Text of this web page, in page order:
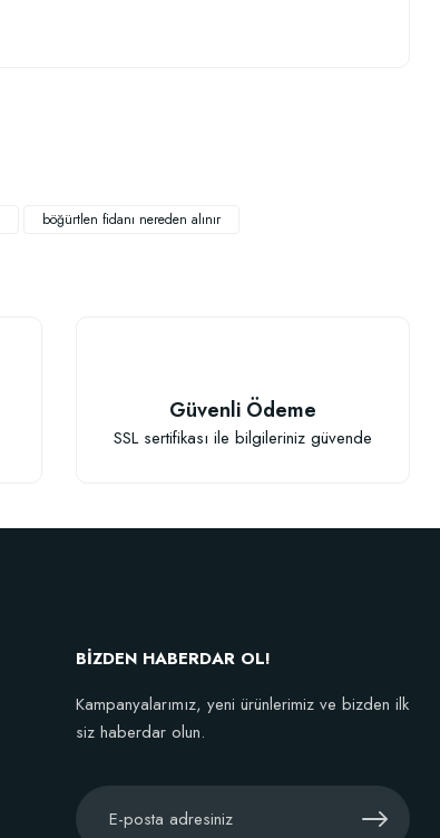
Stokta Yok
böğürtlen fidanı nereden alınır
Güvenli Ödeme
SSL sertifikası ile bilgileriniz güvende
BİZDEN HABERDAR OL!
Kampanyalarımız, yeni ürünlerimiz ve bizden ilk
siz haberdar olun.